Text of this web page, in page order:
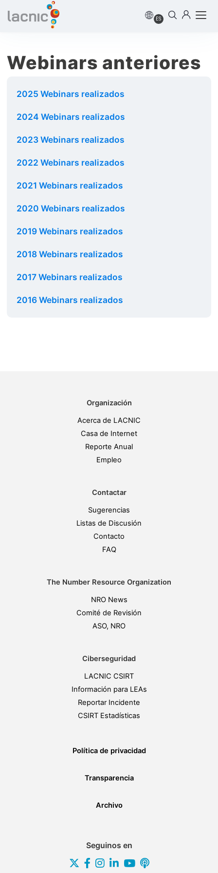
ES
Webinars anteriores
2025 Webinars realizados
2024 Webinars realizados
2023 Webinars realizados
2022 Webinars realizados
2021 Webinars realizados
2020 Webinars realizados
2019 Webinars realizados
2018 Webinars realizados
2017 Webinars realizados
2016 Webinars realizados
Organización
Acerca de LACNIC
Casa de Internet
Reporte Anual
Empleo
Contactar
Sugerencias
Listas de Discusión
Contacto
FAQ
The Number Resource Organization
NRO News
Comité de Revisión
ASO, NRO
Ciberseguridad
LACNIC CSIRT
Información para LEAs
Reportar Incidente
CSIRT Estadísticas
Política de privacidad
Transparencia
Archivo
Seguinos en